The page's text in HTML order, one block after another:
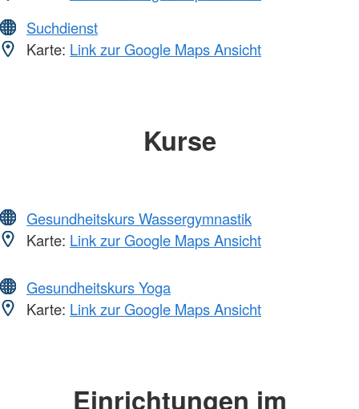
Suchdienst
Karte: Link zur Google Maps Ansicht
Kurse
Gesundheitskurs Wassergymnastik
Karte: Link zur Google Maps Ansicht
Gesundheitskurs Yoga
Karte: Link zur Google Maps Ansicht
Einrichtungen im